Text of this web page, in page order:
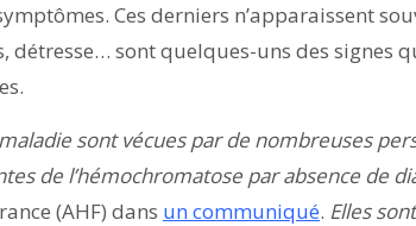
Ces derniers n’apparaissent
détresse… sont quelques-uns des signes
sont vécues par de nombreuses
de l’hémochromatose par absence de
(AHF) dans un communiqué. Elles